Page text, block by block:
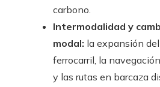
carbono.
Intermodalidad y
modal: la expansión del
ferrocarril, la
y las rutas en barcaza